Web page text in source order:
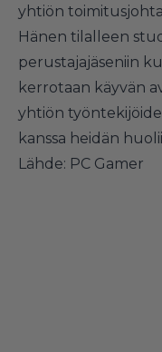
yhtiön
Hänen tilalleen
perustajajäseniin
kerrotaan käyvän
yhtiön
kanssa heidän
Lähde: PC Gamer